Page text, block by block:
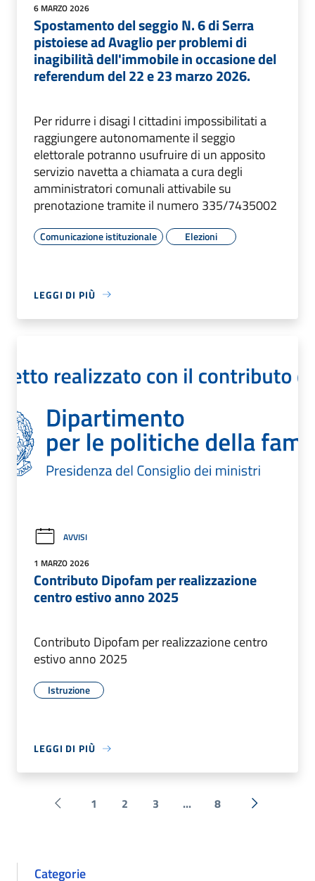
6 MARZO 2026
Spostamento del seggio N. 6 di Serra
pistoiese ad Avaglio per problemi di
inagibilità dell'immobile in occasione del
referendum del 22 e 23 marzo 2026.
Per ridurre i disagi I cittadini impossibilitati a
raggiungere autonomamente il seggio
elettorale potranno usufruire di un apposito
servizio navetta a chiamata a cura degli
amministratori comunali attivabile su
prenotazione tramite il numero 335/7435002
Comunicazione istituzionale Elezioni
LEGGI DI PIÙ
AVVISI
1 MARZO 2026
Contributo Dipofam per realizzazione
centro estivo anno 2025
Contributo Dipofam per realizzazione centro
estivo anno 2025
Istruzione
LEGGI DI PIÙ
Pagina precedente
1 2 3 ... 8 Successiva
Categorie